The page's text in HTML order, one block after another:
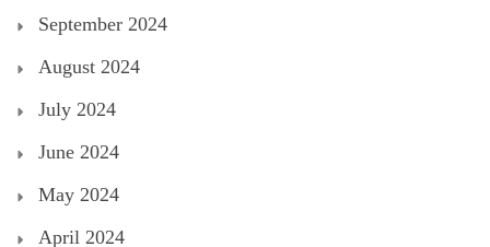
September 2024
August 2024
July 2024
June 2024
May 2024
April 2024